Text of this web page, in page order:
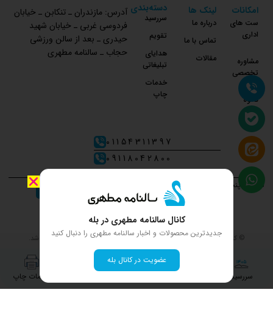
لینک ها
درباره ما
تماس با ما
مقالات
دسته‌بندی
سررسید
تقویم
هدایای
تبلیغاتی
خدمات
چاپ
امکانات
ست های
اداری
مشاوره
تخصصی
نحوه
ارسال
آدرس: مازندران ـ تنکابن ـ خیابان
فردوسی غربی ـ خیابان شهید
حیدری ـ بعد از سالن ورزشی
حجاب ـ سالنامه مطهری
01154311397
09118042800
شنبه تا پنجشنبه 8 صبح تا 8 شب
ما را در شبکه های اجتماعی دنبال کنید
© کلیه حقوق و محتوای سایت متعلق به فروشگاه اینترنتی سالنامه مطهری می‌باشد.
سررسید خدمات چاپ
کانال سالنامه مطهری در بله
جدیدترین محصولات و اخبار سالنامه مطهری را دنبال کنید
عضویت در کانال بله